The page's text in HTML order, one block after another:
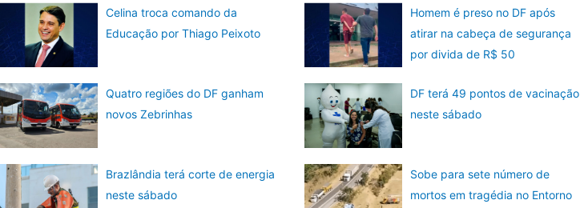
Celina troca comando da
Educação por Thiago Peixoto
Homem é preso no DF após
atirar na cabeça de segurança
por divida de R$ 50
Quatro regiões do DF ganham
novos Zebrinhas
DF terá 49 pontos de vacinação
neste sábado
Brazlândia terá corte de energia
neste sábado
Sobe para sete número de
mortos em tragédia no Entorno